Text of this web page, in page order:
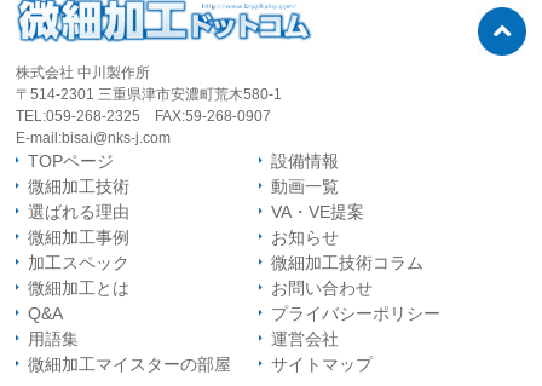
株式会社 中川製作所
〒514-2301 三重県津市安濃町荒木580-1
TEL:059-268-2325
FAX:59-268-0907
E-mail:bisai@nks-j.com
TOPページ
微細加工技術
選ばれる理由
微細加工事例
加工スペック
設備情報
動画一覧
VA・VE提案
お知らせ
微細加工技術コラム
微細加工とは
Q&A
用語集
微細加工マイスターの部屋
お問い合わせ
プライバシーポリシー
運営会社
サイトマップ